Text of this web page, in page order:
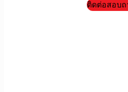
ติดต่อสอบถ